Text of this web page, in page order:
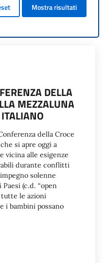
Mostra risultati
DELLA
MEZZALUNA
della Croce
si apre oggi a
vicina alle esigenze
durante conflitti
solenne
(c.d. “open
tutte le azioni
i bambini possano